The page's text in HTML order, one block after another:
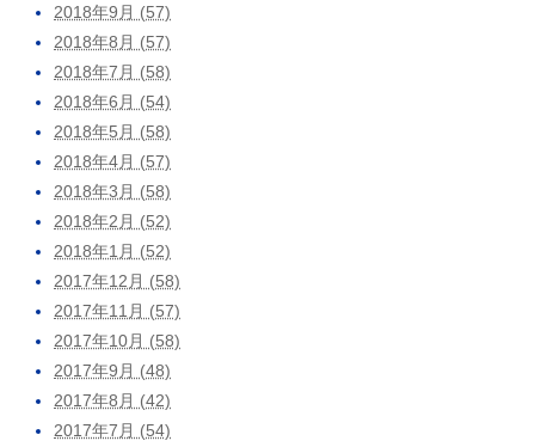
2018年9月 (57)
2018年8月 (57)
2018年7月 (58)
2018年6月 (54)
2018年5月 (58)
2018年4月 (57)
2018年3月 (58)
2018年2月 (52)
2018年1月 (52)
2017年12月 (58)
2017年11月 (57)
2017年10月 (58)
2017年9月 (48)
2017年8月 (42)
2017年7月 (54)